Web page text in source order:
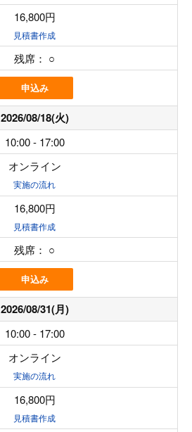
16,800円
見積書作成
残席： ○
申込み
2026/08/18(火)
10:00 - 17:00
オンライン
実施の流れ
16,800円
見積書作成
残席： ○
申込み
2026/08/31(月)
10:00 - 17:00
オンライン
実施の流れ
16,800円
見積書作成